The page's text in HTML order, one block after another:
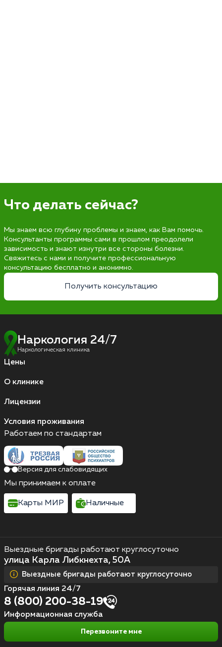
Что делать сейчас?
Мы знаем всю глубину проблемы и знаем, как Вам помочь.
Консультанты программы сами в прошлом преодолели
зависимость и знают изнутри все стороны болезни.
Свяжитесь с нами и получите профессиональную
консультацию бесплатно и анонимно.
Получить консультацию
Наркология 24/7
Наркологическая клиника
Цены
О клинике
Лицензии
Условия проживания
Выездные бригады работают круглосуточно
улица Карла Либкнехта, 50А
Выездные бригады работают круглосуточно
Горячая линия 24/7
8 (800) 200-38-19
Информационная служба
Перезвоните мне
Работаем по стандартам
Версия для слабовидящих
Мы принимаем к оплате
Карты МИР Наличные